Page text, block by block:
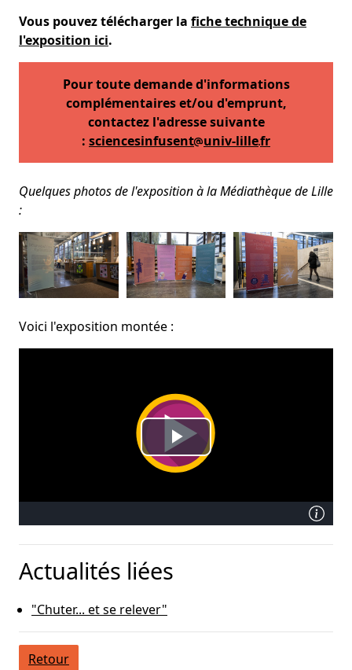
Vous pouvez télécharger la fiche technique de
l'exposition ici.
Pour toute demande d'informations
complémentaires et/ou d'emprunt,
contactez l'adresse suivante
: sciencesinfusent univ-lillefr
Quelques photos de l'exposition à la Médiathèque de Lille
:
Voici l'exposition montée :
Actualités liées
"Chuter... et se relever"
Retour